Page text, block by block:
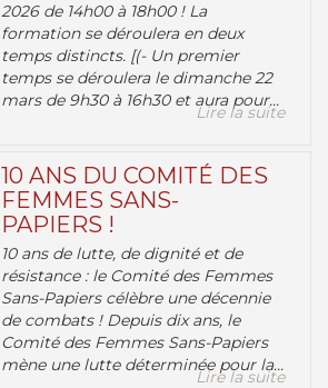
2026 de 14h00 à 18h00 ! La
formation se déroulera en deux
temps distincts. [(- Un premier
temps se déroulera le dimanche 22
mars de 9h30 à 16h30 et aura pour...
Lire la suite
10 ANS DU COMITÉ DES
FEMMES SANS-
PAPIERS !
10 ans de lutte, de dignité et de
résistance : le Comité des Femmes
Sans-Papiers célèbre une décennie
de combats ! Depuis dix ans, le
Comité des Femmes Sans-Papiers
mène une lutte déterminée pour la...
Lire la suite